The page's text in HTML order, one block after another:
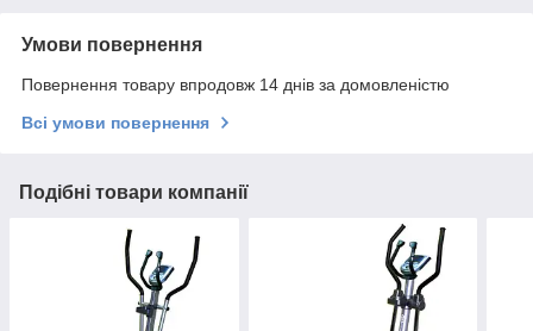
Умови повернення
Повернення товару впродовж 14 днів за домовленістю
Всі умови повернення
Подібні товари компанії